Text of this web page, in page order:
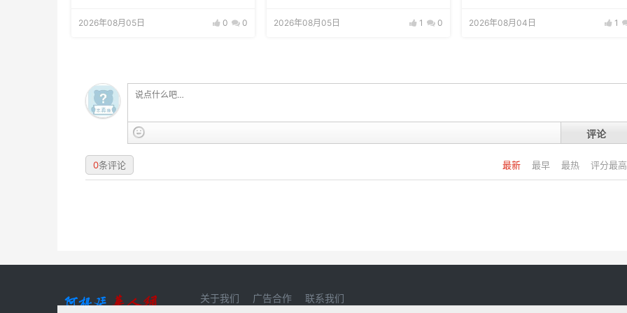
2026年08月05日 0 0 2026年08月05日 1 0 2026年08月04日 1
评论
最新 最早 最热 评分最高
0条评论
关于我们 广告合作 联系我们